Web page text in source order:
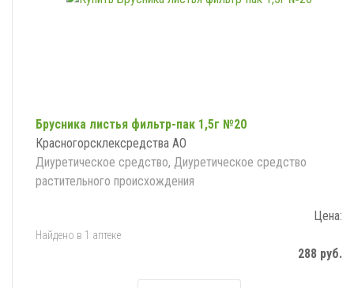
Брусника листья фильтр-пак 1,5г №20
Красногорсклексредства АО
Диуретическое средство, Диуретическое средство
растительного происхождения
Цена:
Найдено в 1 аптеке
288 руб.